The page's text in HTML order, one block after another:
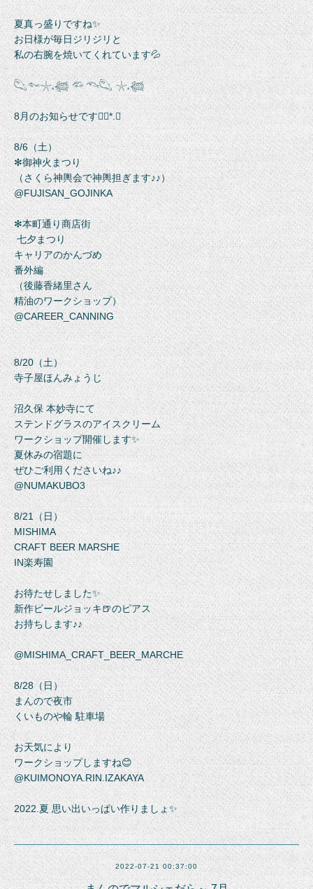
夏真っ盛りですね✨
お日様が毎日ジリジリと
私の右腕を焼いてくれています💦
𓆡𓆜𓇼𓈒𓆉 𓆛 𓆞𓆡 𓇼𓈒𓆉
8月のお知らせです❁⃘*.ﾟ
8/6（土）
✻御神火まつり
（さくら神輿会で神輿担ぎます♪♪）
@FUJISAN_GOJINKA
✻本町通り商店街
七夕まつり
キャリアのかんづめ
番外編
（後藤香緒里さん
精油のワークショップ）
@CAREER_CANNING
8/20（土）
寺子屋ほんみょうじ
沼久保 本妙寺にて
ステンドグラスのアイスクリーム
ワークショップ開催します✨
夏休みの宿題に
ぜひご利用くださいね♪♪
@NUMAKUBO3
8/21（日）
MISHIMA
CRAFT BEER MARSHE
IN楽寿園
お待たせしました✨
新作ビールジョッキ🍺のピアス
お持ちします♪♪
@MISHIMA_CRAFT_BEER_MARCHE
8/28（日）
まんので夜市
くいものや輪 駐車場
お天気により
ワークショップしますね😊
@KUIMONOYA.RIN.IZAKAYA
2022.夏 思い出いっぱい作りましょ✨
2022-07-21 00:37:00